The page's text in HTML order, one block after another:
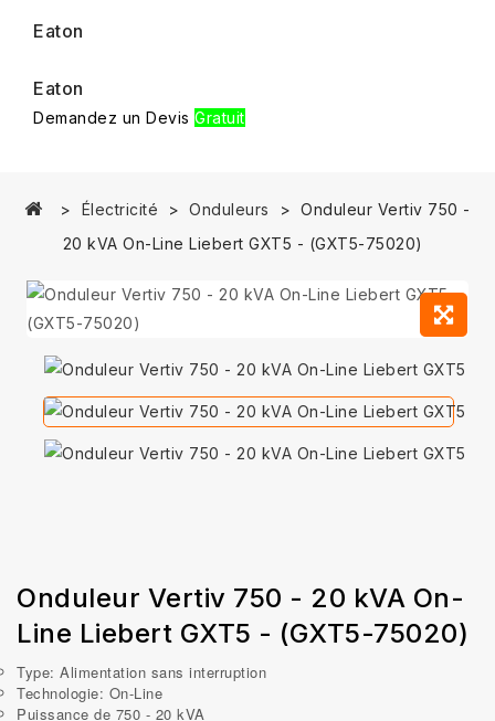
Eaton
Eaton
Demandez un Devis Gratuit
Électricité Onduleurs
Onduleur Vertiv 750 -
20 kVA On-Line Liebert GXT5 - (GXT5-75020)
Onduleur Vertiv 750 - 20 kVA On-
Line Liebert GXT5 - (GXT5-75020)
Type: Alimentation sans interruption
Technologie: On-Line
Puissance de 750 - 20 kVA